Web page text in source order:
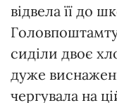
відвела її до
сиділи двоє
дуже
чергувала на